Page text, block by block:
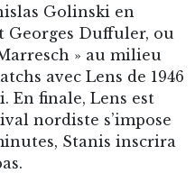
Golinski en
Georges Duffuler, ou
» au milieu
avec Lens de 1946
En finale, Lens est
nordiste s’impose
Stanis inscrira